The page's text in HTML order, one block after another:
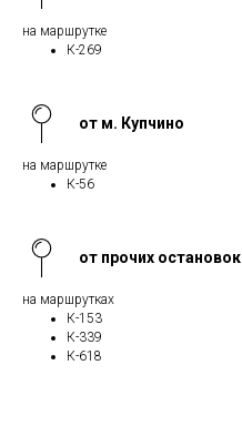
на маршрутке
К-269
от м. Купчино
на маршрутке
К-56
от прочих остановок
на маршрутках
К-153
К-339
К-618